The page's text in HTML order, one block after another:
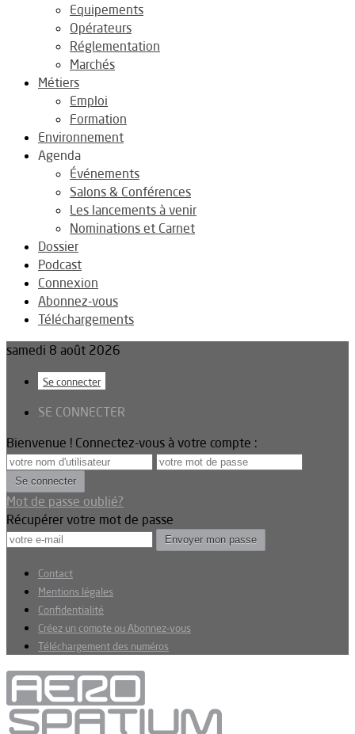
Equipements
Opérateurs
Réglementation
Marchés
Métiers
Emploi
Formation
Environnement
Agenda
Événements
Salons & Conférences
Les lancements à venir
Nominations et Carnet
Dossier
Podcast
Connexion
Abonnez-vous
Téléchargements
samedi 8 août 2026
Se connecter
SE CONNECTER
Bienvenue ! Connectez-vous à votre compte :
Mot de passe oublié?
Récupérer votre mot de passe
Contact
Mentions légales
Confidentialité
Créez un compte ou Abonnez-vous
Téléchargement des numéros